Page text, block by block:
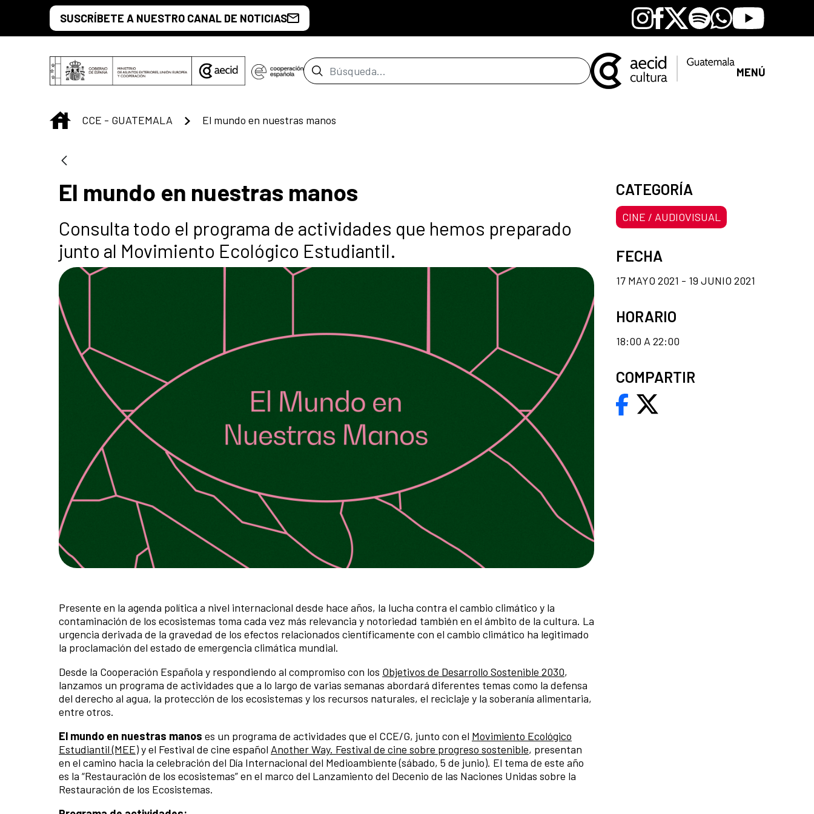
Saltar al contenido principal
SUSCRÍBETE A NUESTRO CANAL DE NOTICIAS Instagram
Facebook
X SpotifyWhatsapp
Youtube
Barra de búsqueda MENÚ
INICIO
CCE - GUATEMALA El mundo en nuestras manos
El mundo en nuestras manos
Consulta todo el programa de actividades que hemos preparado
junto al Movimiento Ecológico Estudiantil.
Presente en la agenda política a nivel internacional desde hace años, la lucha contra el cambio climático y la
contaminación de los ecosistemas toma cada vez más relevancia y notoriedad también en el ámbito de la cultura. La
urgencia derivada de la gravedad de los efectos relacionados científicamente con el cambio climático ha legitimado
la proclamación del estado de emergencia climática mundial.
Desde la Cooperación Española y respondiendo al compromiso con los Objetivos de Desarrollo Sostenible 2030,
lanzamos un programa de actividades que a lo largo de varias semanas abordará diferentes temas como la defensa
del derecho al agua, la protección de los ecosistemas y los recursos naturales, el reciclaje y la soberanía alimentaria,
entre otros.
El mundo en nuestras manos es un programa de actividades que el CCE/G, junto con el Movimiento Ecológico
Estudiantil (MEE)y el Festival de cine español Another Way. Festival de cine sobre progreso sostenible, presentan
en el camino hacia la celebración del Día Internacional del Medioambiente (sábado, 5 de junio). El tema de este año
es la “Restauración de los ecosistemas” en el marco del Lanzamiento del Decenio de las Naciones Unidas sobre la
Restauración de los Ecosistemas.
CATEGORÍA
CINE / AUDIOVISUAL
FECHA
17 MAYO 2021 - 19 JUNIO 2021
HORARIO
18:00 A 22:00
COMPARTIR